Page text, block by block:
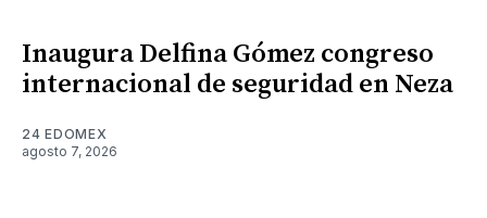
Inaugura Delfina Gómez congreso
internacional de seguridad en Neza
24 EDOMEX
agosto 7, 2026